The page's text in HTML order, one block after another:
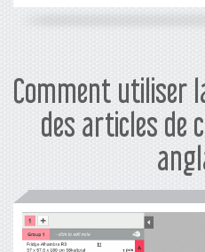
Comment utiliser
des articles de